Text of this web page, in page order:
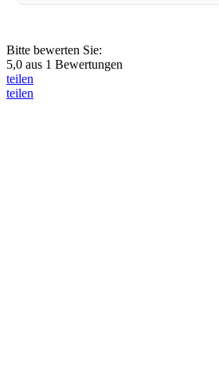
Bitte bewerten Sie:
5,0 aus 1 Bewertungen
teilen
teilen